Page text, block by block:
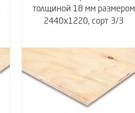
толщиной 18 мм размером
2440х1220, сорт 3/3